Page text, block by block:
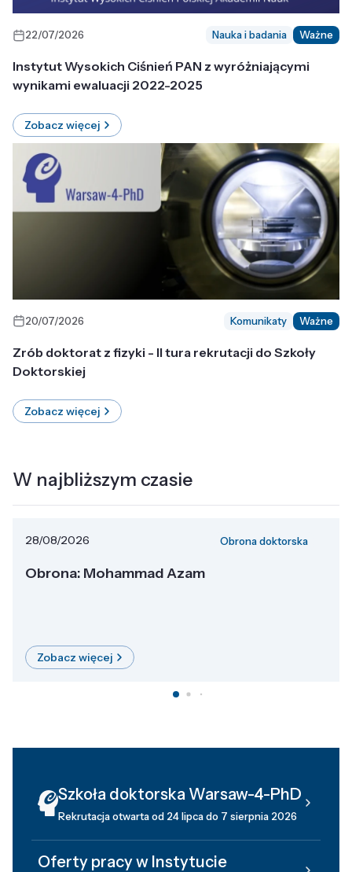
22/07/2026 Nauka i badania Ważne
Instytut Wysokich Ciśnień PAN z wyróżniającymi
wynikami ewaluacji 2022-2025
Zobacz więcej
20/07/2026 Komunikaty Ważne
Zrób doktorat z fizyki - II tura rekrutacji do Szkoły
Doktorskiej
Zobacz więcej
W najbliższym czasie
28/08/2026 Obrona doktorska
Obrona: Mohammad Azam
Zobacz więcej
Szkoła doktorska Warsaw-4-PhD
Rekrutacja otwarta od 24 lipca do 7 sierpnia 2026
Oferty pracy w Instytucie